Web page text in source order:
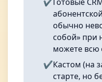
обычно
собой» при
можете всю
✔️Кастом (на
старте, но